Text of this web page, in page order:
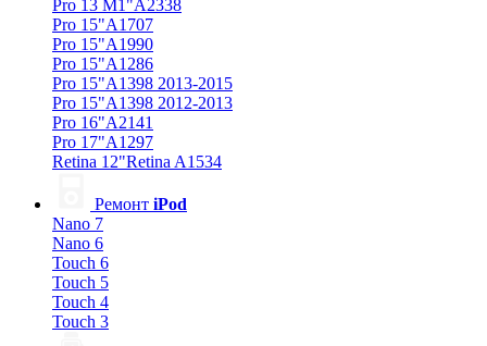
Pro 13 M1"A2338
Pro 15"A1707
Pro 15"A1990
Pro 15"A1286
Pro 15"A1398 2013-2015
Pro 15"A1398 2012-2013
Pro 16"A2141
Pro 17"A1297
Retina 12"Retina A1534
Ремонт iPod
Nano 7
Nano 6
Touch 6
Touch 5
Touch 4
Touch 3